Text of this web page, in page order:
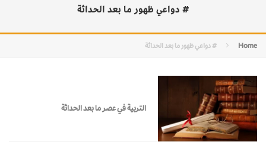
# دواعي ظهور ما بعد الحداثة
Home # دواعي ظهور ما بعد الحداثة
التربية في عصر ما بعد الحداثة